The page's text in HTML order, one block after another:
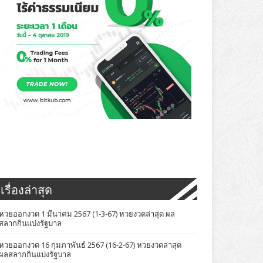
เรื่องล่าสุด
วยออกงวด 1 มีนาคม 2567 (1-3-67) หวยงวดล่าสุด ผล
สลากกินแบ่งรัฐบาล
วยออกงวด 16 กุมภาพันธ์ 2567 (16-2-67) หวยงวดล่าสุด
ลสลากกินแบ่งรัฐบาล